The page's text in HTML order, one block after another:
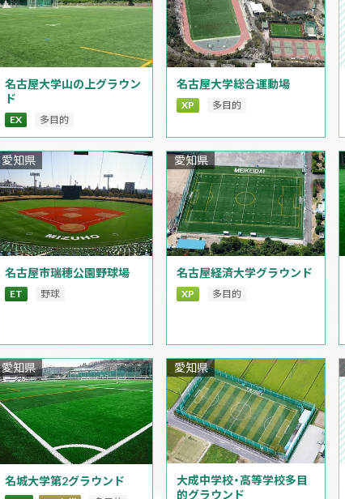
名古屋大学山の上グラウン
ド
EX 多目的
名古屋大学総合運動場
XP 多目的
名古屋市瑞穂公園野球場
愛知県
ET 野球
名古屋経済大学グラウンド
愛知県
XP 多目的
名城大学第2グラウンド
愛知県
大成中学校・高等学校多目
的グラウンド
愛知県